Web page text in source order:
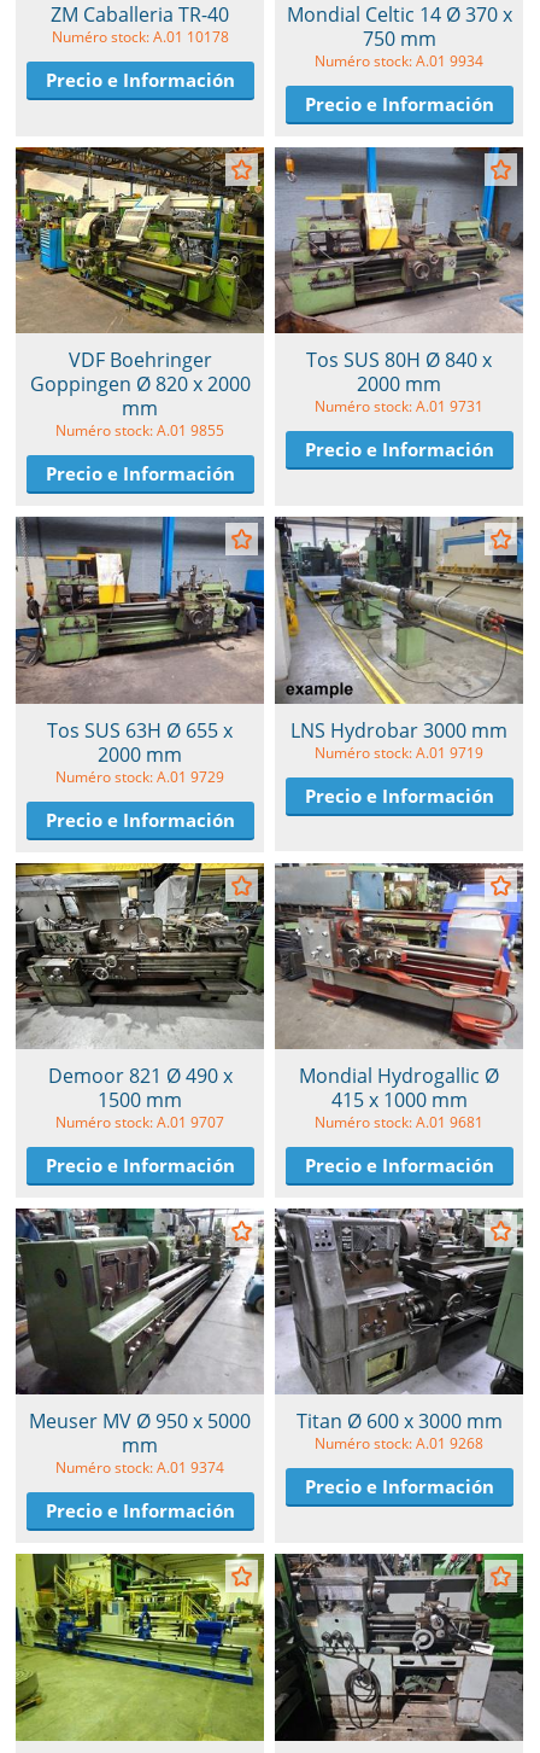
ZM Caballeria TR-40
Numéro stock: A.01 10178
Precio e Información
Mondial Celtic 14 Ø 370 x
750 mm
Numéro stock: A.01 9934
Precio e Información
VDF Boehringer
Goppingen Ø 820 x 2000
mm
Numéro stock: A.01 9855
Precio e Información
Tos SUS 80H Ø 840 x
2000 mm
Numéro stock: A.01 9731
Precio e Información
Tos SUS 63H Ø 655 x
2000 mm
Numéro stock: A.01 9729
Precio e Información
LNS Hydrobar 3000 mm
Numéro stock: A.01 9719
Precio e Información
Demoor 821 Ø 490 x
1500 mm
Numéro stock: A.01 9707
Precio e Información
Mondial Hydrogallic Ø
415 x 1000 mm
Numéro stock: A.01 9681
Precio e Información
Meuser MV Ø 950 x 5000
mm
Numéro stock: A.01 9374
Precio e Información
Titan Ø 600 x 3000 mm
Numéro stock: A.01 9268
Precio e Información